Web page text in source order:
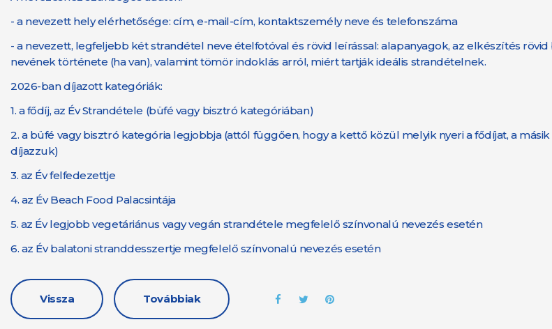
- a nevezett hely elérhetősége: cím, e-mail-cím, kontaktszemély neve és telefonszáma
- a nevezett, legfeljebb két strandétel neve ételfotóval és rövid leírással: alapanyagok, az elkészítés
nevének története (ha van), valamint tömör indoklás arról, miért tartják ideális strandételnek.
2026-ban díjazott kategóriák:
1. a fődíj, az Év Strandétele (büfé vagy bisztró kategóriában)
2. a büfé vagy bisztró kategória legjobbja (attól függően, hogy a kettő közül melyik nyeri a fődíjat, a
díjazzuk)
3. az Év felfedezettje
4. az Év Beach Food Palacsintája
5. az Év legjobb vegetáriánus vagy vegán strandétele megfelelő színvonalú nevezés esetén
6. az Év balatoni stranddesszertje megfelelő színvonalú nevezés esetén
Vissza Továbbiak